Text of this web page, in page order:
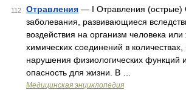
112 Отравления — I Отравления (острые)
заболевания, развивающиеся
воздействия на организм человека или
химических соединений в
нарушения физиологических функций
опасность для жизни. В …
Медицинская энциклопедия